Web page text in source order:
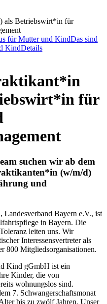
als Betriebswirt*in für
für Mutter und KindDas sind
KindDetails
für
suchen wir ab dem
(w/m/d)
und
Landesverband Bayern e.V., ist
in Bayern. Die
leiten uns. Wir
Interessensvertreter als
800 Mitgliedsorganisationen.
Kind gGmbH ist ein
Kinder, die von
wohnungslos sind.
7. Schwangerschaftsmonat
bis zu zwölf Jahren. Unser